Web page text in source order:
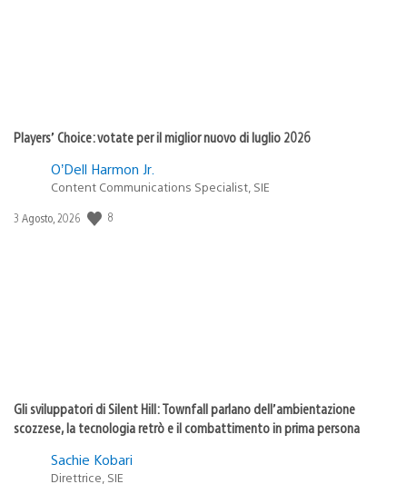
Players’ Choice: votate per il miglior nuovo di luglio 2026
O’Dell Harmon Jr.
Content Communications Specialist, SIE
Data
3 Agosto, 2026 8
Gli sviluppatori di Silent Hill: Townfall parlano dell’ambientazione
scozzese, la tecnologia retrò e il combattimento in prima persona
Sachie Kobari
Direttrice, SIE